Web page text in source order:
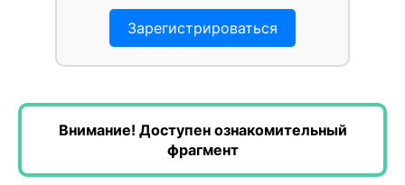
Зарегистрироваться
Внимание! Доступен ознакомительный
фрагмент